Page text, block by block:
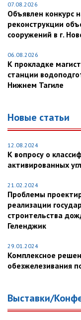
07.08.2026
Объявлен конкурс
реконструкции
сооружений в г.
06.08.2026
К прокладке
станции
Нижнем Тагиле
Новые статьи
12.08.2024
К вопросу о
активированных
21.02.2024
Проблемы
реализации
строительства
Геленджик
29.01.2024
Комплексное
обезжелезивания
Выставки/